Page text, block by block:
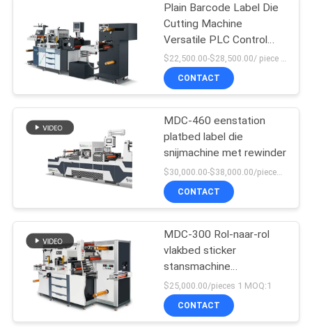
Plain Barcode Label Die
Cutting Machine
Versatile PLC Control
High Force
$22,500.00-$28,500.00/ piece MOQ:1
CONTACT
MDC-460 eenstation
platbed label die
snijmachine met rewinder
$30,000.00-$38,000.00/pieces MOQ:1
CONTACT
MDC-300 Rol-naar-rol
vlakbed sticker
stansmachine
snijmachine
$25,000.00/pieces 1 MOQ:1
CONTACT